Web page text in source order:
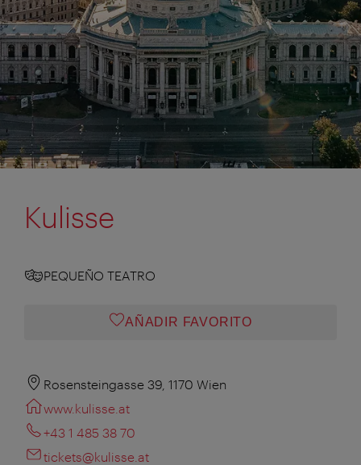
Kulisse
PEQUEÑO TEATRO
AÑADIR FAVORITO
Rosensteingasse 39, 1170 Wien
www.kulisse.at
+43 1 485 38 70‎
tickets@kulisse.at